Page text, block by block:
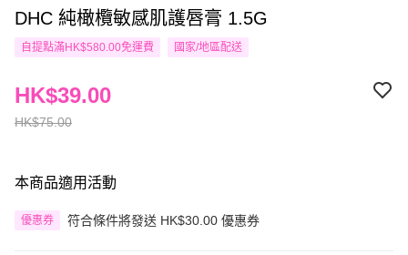
DHC 純橄欖敏感肌護唇膏 1.5G
自提點滿HK$580.00免運費 國家/地區配送
HK$75.00
HK$39.00
本商品適用活動
優惠券 符合條件將發送 HK$30.00 優惠券